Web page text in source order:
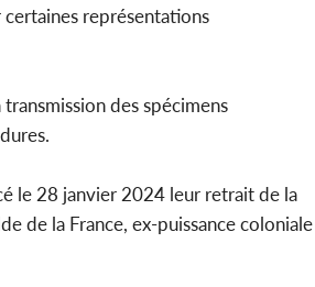
représentations
des spécimens
le 28 janvier 2024 leur retrait de la
de la France, ex-puissance coloniale